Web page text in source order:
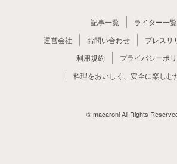
記事一覧
ライター一覧
運営会社
お問い合わせ
プレスリ
利用規約
プライバシーポ
料理をおいしく、安全に楽しむ
© macaroni All Rights